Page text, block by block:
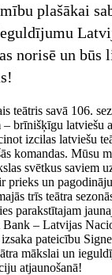
plašākai
norisē un būs
teātris savā 106.
– brīnišķīgu latviešu
izcilas latviešu
komandas. Mūsu
svētkus saviem
prieks un
trīs teātra
parakstītajam
– Latvijas
pateicību
mākslai un
atjaunošanā!